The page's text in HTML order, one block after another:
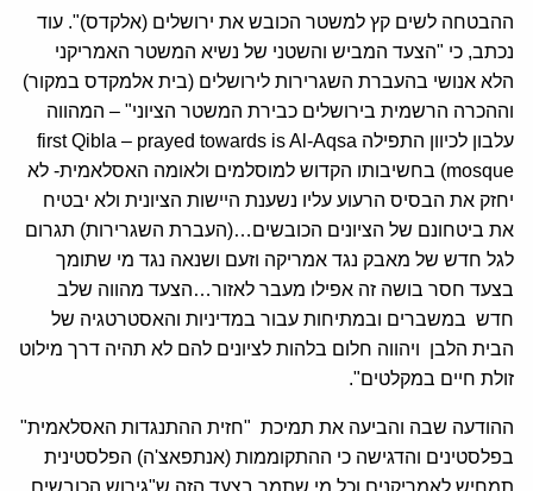
ההבטחה לשים קץ למשטר הכובש את ירושלים (אלקדס)". עוד
נכתב, כי "הצעד המביש והשטני של נשיא המשטר האמריקני
הלא אנושי בהעברת השגרירות לירושלים (בית אלמקדס במקור)
וההכרה הרשמית בירושלים כבירת המשטר הציוני" – המהווה
עלבון לכיוון התפילה first Qibla – prayed towards is Al-Aqsa
mosque) בחשיבותו הקדוש למוסלמים ולאומה האסלאמית- לא
יחזק את הבסיס הרעוע עליו נשענת היישות הציונית ולא יבטיח
את ביטחונם של הציונים הכובשים…(העברת השגרירות) תגרום
לגל חדש של מאבק נגד אמריקה וזעם ושנאה נגד מי שתומך
בצעד חסר בושה זה אפילו מעבר לאזור…הצעד מהווה שלב
חדש במשברים ובמתיחות עבור במדיניות והאסטרטגיה של
הבית הלבן ויהווה חלום בלהות לציונים להם לא תהיה דרך מילוט
זולת חיים במקלטים".
ההודעה שבה והביעה את תמיכת "חזית ההתנגדות האסלאמית"
בפלסטינים והדגישה כי ההתקוממות (אנתפאצ'ה) הפלסטינית
תמחיש לאמריקנים וכל מי שתמך בצעד הזה ש"גירוש הכובשים